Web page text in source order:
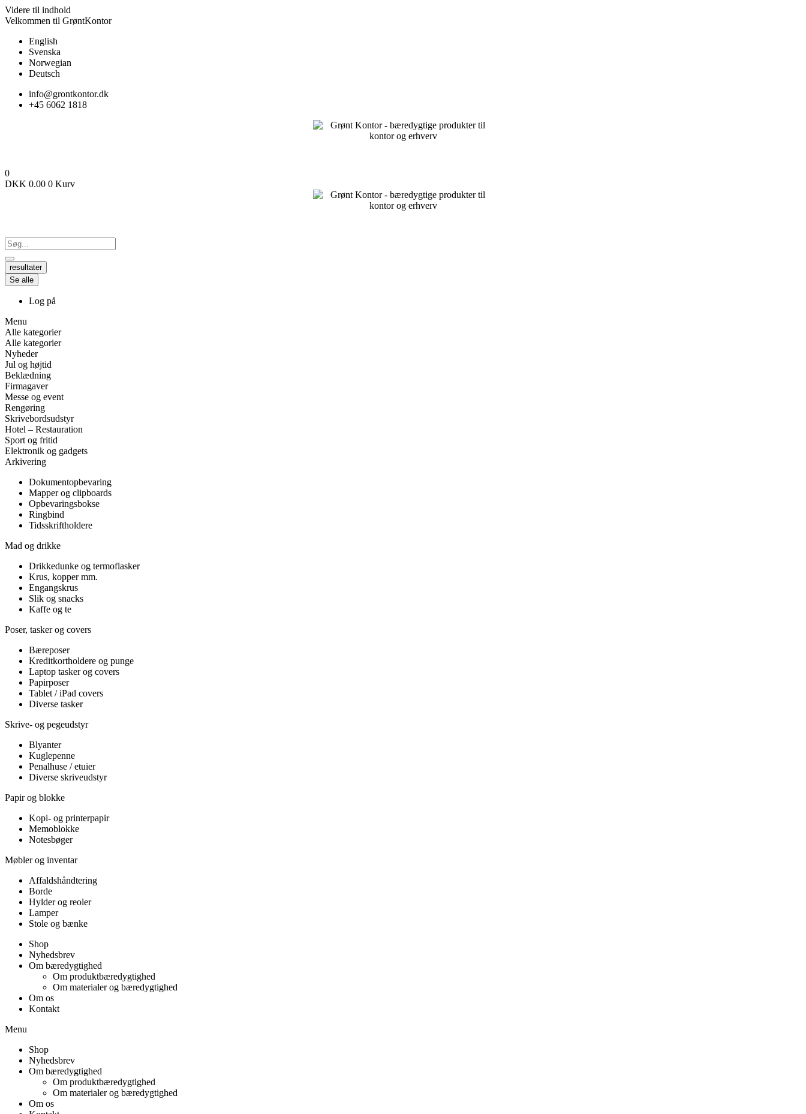
Videre til indhold
Velkommen til GrøntKontor
English
Svenska
Norwegian
Deutsch
info@grontkontor.dk
+45 6062 1818
0
DKK 0.00 0 Kurv
resultater
Se alle
Log på
Menu
Alle kategorier
Alle kategorier
Nyheder
Jul og højtid
Beklædning
Firmagaver
Messe og event
Rengøring
Skrivebordsudstyr
Hotel – Restauration
Sport og fritid
Elektronik og gadgets
Arkivering
Dokumentopbevaring
Mapper og clipboards
Opbevaringsbokse
Ringbind
Tidsskriftholdere
Mad og drikke
Drikkedunke og termoflasker
Krus, kopper mm.
Engangskrus
Slik og snacks
Kaffe og te
Poser, tasker og covers
Bæreposer
Kreditkortholdere og punge
Laptop tasker og covers
Papirposer
Tablet / iPad covers
Diverse tasker
Skrive- og pegeudstyr
Blyanter
Kuglepenne
Penalhuse / etuier
Diverse skriveudstyr
Papir og blokke
Kopi- og printerpapir
Memoblokke
Notesbøger
Møbler og inventar
Affaldshåndtering
Borde
Hylder og reoler
Lamper
Stole og bænke
Shop
Nyhedsbrev
Om bæredygtighed
Om produktbæredygtighed
Om materialer og bæredygtighed
Om os
Kontakt
Menu
Shop
Nyhedsbrev
Om bæredygtighed
Om produktbæredygtighed
Om materialer og bæredygtighed
Om os